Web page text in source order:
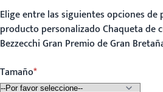
Elige entre las siguientes opciones
producto personalizado Chaqueta de
Bezzecchi Gran Premio de Gran
Tamaño